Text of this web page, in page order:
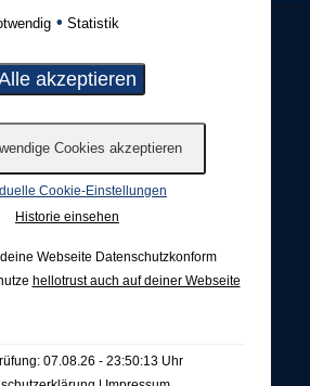
• Statistik
Cookie-Einstellungen
Historie einsehen
Webseite Datenschutzkonform
hellotrust auch auf deiner Webseite
07.08.26 - 23:50:13 Uhr